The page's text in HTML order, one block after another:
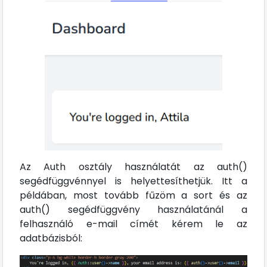
Az Auth osztály használatát az auth()
segédfüggvénnyel is helyettesíthetjük. Itt a
példában, most tovább fűzöm a sort és az
auth() segédfüggvény használatánál a
felhasználó e-mail címét kérem le az
adatbázisból: